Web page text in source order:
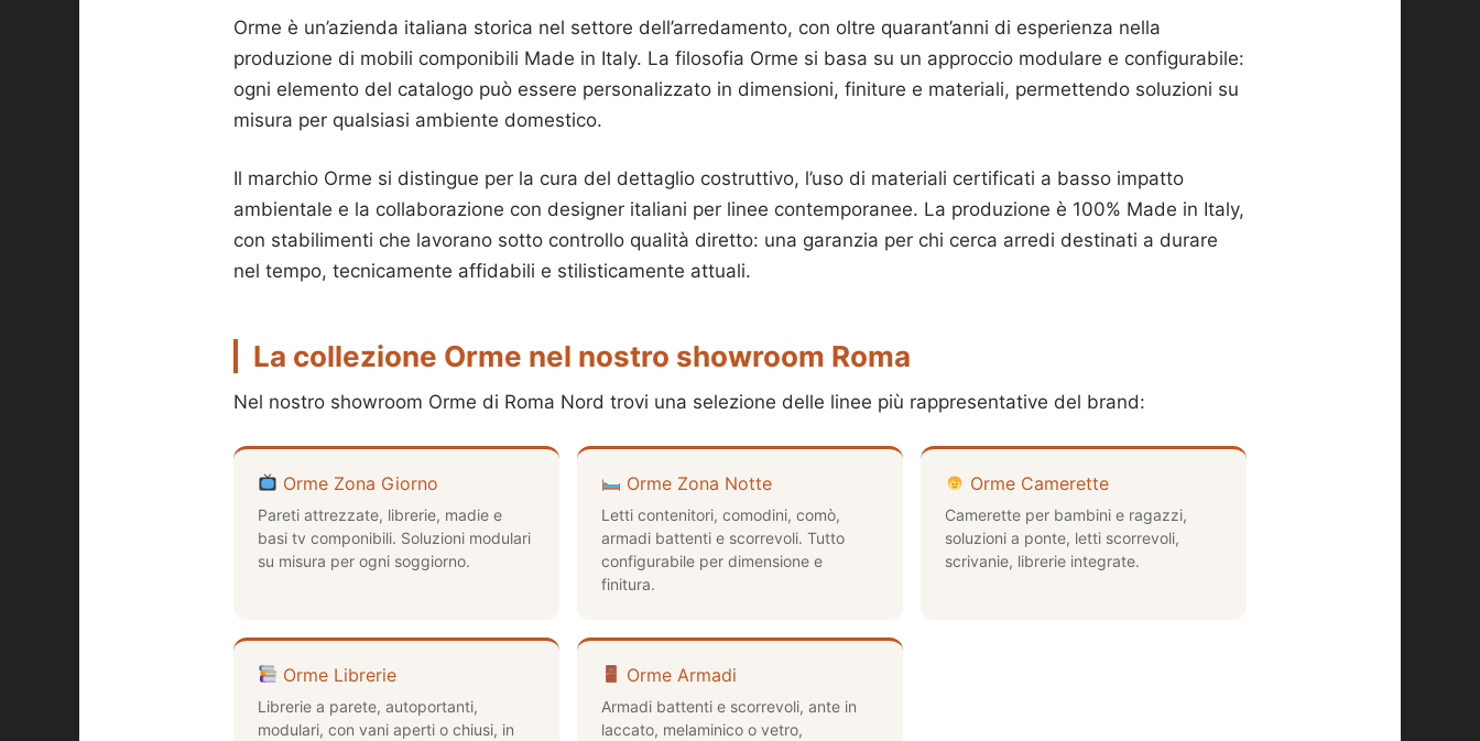
Orme è un’azienda italiana storica nel settore dell’arredamento, con oltre quarant’anni di esperienza nella
produzione di mobili componibili Made in Italy. La filosofia Orme si basa su un approccio modulare e configurabile:
ogni elemento del catalogo può essere personalizzato in dimensioni, finiture e materiali, permettendo soluzioni su
misura per qualsiasi ambiente domestico.
Il marchio Orme si distingue per la cura del dettaglio costruttivo, l’uso di materiali certificati a basso impatto
ambientale e la collaborazione con designer italiani per linee contemporanee. La produzione è 100% Made in Italy,
con stabilimenti che lavorano sotto controllo qualità diretto: una garanzia per chi cerca arredi destinati a durare
nel tempo, tecnicamente affidabili e stilisticamente attuali.
La collezione Orme nel nostro showroom Roma
Nel nostro showroom Orme di Roma Nord trovi una selezione delle linee più rappresentative del brand:
Orme Zona Giorno
Pareti attrezzate, librerie, madie e
basi tv componibili. Soluzioni modulari
su misura per ogni soggiorno.
Orme Zona Notte
Letti contenitori, comodini, comò,
armadi battenti e scorrevoli. Tutto
configurabile per dimensione e
finitura.
Orme Camerette
Camerette per bambini e ragazzi,
soluzioni a ponte, letti scorrevoli,
scrivanie, librerie integrate.
Orme Librerie
Librerie a parete, autoportanti,
modulari, con vani aperti o chiusi, in
Orme Armadi
Armadi battenti e scorrevoli, ante in
laccato, melaminico o vetro,